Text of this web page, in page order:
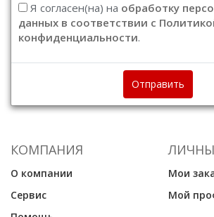
Я согласен(на) на обработку
данных в соответствии с
конфиденциальности.
Отправить
КОМПАНИЯ
О компании
Сервис
Мои
Мой